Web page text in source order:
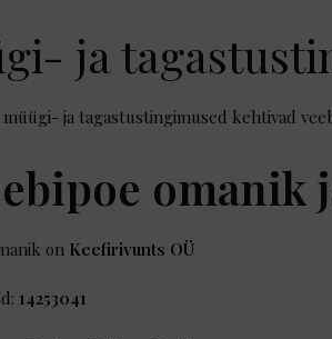
ja
müügi- ja tagastustingimused kehtivad
on Keefirivunts OÜ
14253041